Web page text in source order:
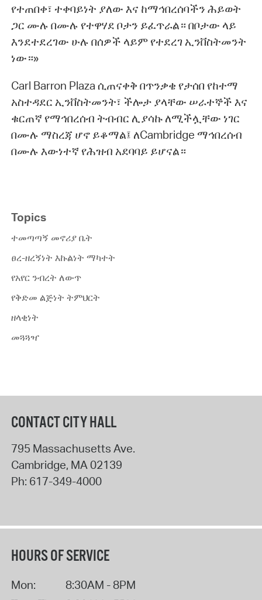
የተጠበቀ፣ ተቀባይነት ያለው እና ከማኅበረሰባችን ሕይወት
ጋር ሙሉ በሙሉ የተዋሃደ ቦታን ይፈጥራል። በቦታው ላይ
እንደተደረገው ሁሉ በሰዎች ላይም የተደረገ ኢንቨስትመንት
ነው።»
Carl Barron Plaza ሲጠናቀቅ በጥንቃቄ የታሰበ የከተማ
አስተዳደር ኢንቨስትመንት፣ ችሎታ ያላቸው ሠራተኞች እና
ቁርጠኛ የማኅበረሰብ ትብብር ሊያሳኩ ለሚችሏቸው ነገር
በሙሉ ማስረጃ ሆኖ ይቆማል፤ ለCambridge ማኅበረሰብ
በሙሉ እውነተኛ የሕዝብ አደባባይ ይሆናል።
Topics
ተመጣጣኝ መኖሪያ ቤት
ፀረ-ዘረኝነት እኩልነት ማካተት
የአየር ንብረት ለውጥ
የቅድመ ልጅነት ትምህርት
ዘላቂነት
መጓጓዣ
CONTACT CITY HALL
795 Massachusetts Ave.
Cambridge, MA02139
Ph: 617-349-4000
HOURS OF SERVICE
Mon:
8:30AM - 8PM